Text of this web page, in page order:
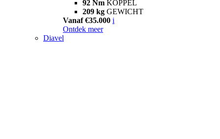
92 Nm KOPPEL
209 kg GEWICHT
Vanaf €35.000 i
Ontdek meer
Diavel